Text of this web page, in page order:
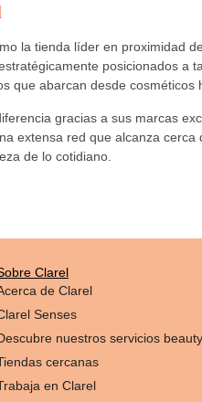
la tienda líder en proximidad
posicionados a
que abarcan desde
gracias a sus marcas
extensa red que alcanza
de lo cotidiano.
Clarel
de Clarel
Senses
nuestros servicios beauty
cercanas
en Clarel